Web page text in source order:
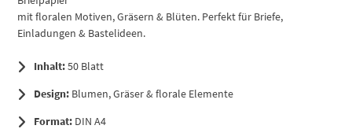
mit floralen Motiven, Gräsern & Blüten. Perfekt für Briefe,
Einladungen & Bastelideen.
Inhalt:50 Blatt
Design: Blumen, Gräser & florale Elemente
Format: DIN A4